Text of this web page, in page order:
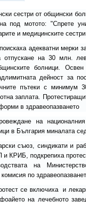
сестри от общински
под мотото: "Спрете
и медицинските
адекватни мерки
на 30 млн.
болници.
дейност за
пътеки с минимум
заплата.
в здравеопазването
на
в България миналата
съюз, синдикати и
подкрепиха
на
комисия по
се включиха и
на лечебното